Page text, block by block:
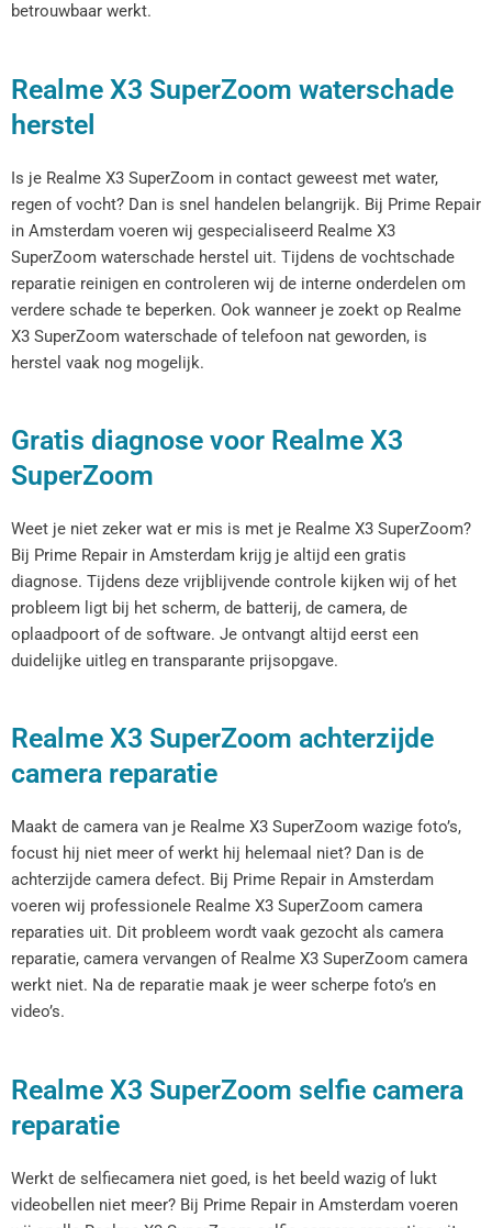
betrouwbaar werkt.
Realme X3 SuperZoom waterschade
herstel
Is je Realme X3 SuperZoom in contact geweest met water,
regen of vocht? Dan is snel handelen belangrijk. Bij Prime Repair
in Amsterdam voeren wij gespecialiseerd Realme X3
SuperZoom waterschade herstel uit. Tijdens de vochtschade
reparatie reinigen en controleren wij de interne onderdelen om
verdere schade te beperken. Ook wanneer je zoekt op Realme
X3 SuperZoom waterschade of telefoon nat geworden, is
herstel vaak nog mogelijk.
Gratis diagnose voor Realme X3
SuperZoom
Weet je niet zeker wat er mis is met je Realme X3 SuperZoom?
Bij Prime Repair in Amsterdam krijg je altijd een gratis
diagnose. Tijdens deze vrijblijvende controle kijken wij of het
probleem ligt bij het scherm, de batterij, de camera, de
oplaadpoort of de software. Je ontvangt altijd eerst een
duidelijke uitleg en transparante prijsopgave.
Realme X3 SuperZoom achterzijde
camera reparatie
Maakt de camera van je Realme X3 SuperZoom wazige foto’s,
focust hij niet meer of werkt hij helemaal niet? Dan is de
achterzijde camera defect. Bij Prime Repair in Amsterdam
voeren wij professionele Realme X3 SuperZoom camera
reparaties uit. Dit probleem wordt vaak gezocht als camera
reparatie, camera vervangen of Realme X3 SuperZoom camera
werkt niet. Na de reparatie maak je weer scherpe foto’s en
video’s.
Realme X3 SuperZoom selfie camera
reparatie
Werkt de selfiecamera niet goed, is het beeld wazig of lukt
videobellen niet meer? Bij Prime Repair in Amsterdam voeren